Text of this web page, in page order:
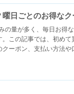
日ごとのお得なク
の量が多く、毎日お得
この記事では、初め
ーポン、支払い方法や